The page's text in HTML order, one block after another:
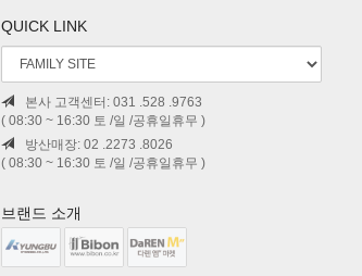
QUICK LINK
본사 고객센터: 031 .528 .9763
( 08:30 ~ 16:30 토 /일 /공휴일휴무 )
방산매장: 02 .2273 .8026
( 08:30 ~ 16:30 토 /일 /공휴일휴무 )
브랜드 소개